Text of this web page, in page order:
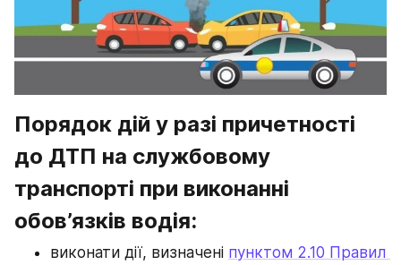
Порядок дій у разі причетності
до ДТП на службовому
транспорті при виконанні
обов’язків водія:
виконати дії, визначені пунктом 2.10 Правил